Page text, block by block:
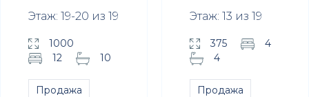
Этаж: 19-20 из 19
1000
12
10
Продажа
Этаж: 13 из 19
375
4
4
Продажа